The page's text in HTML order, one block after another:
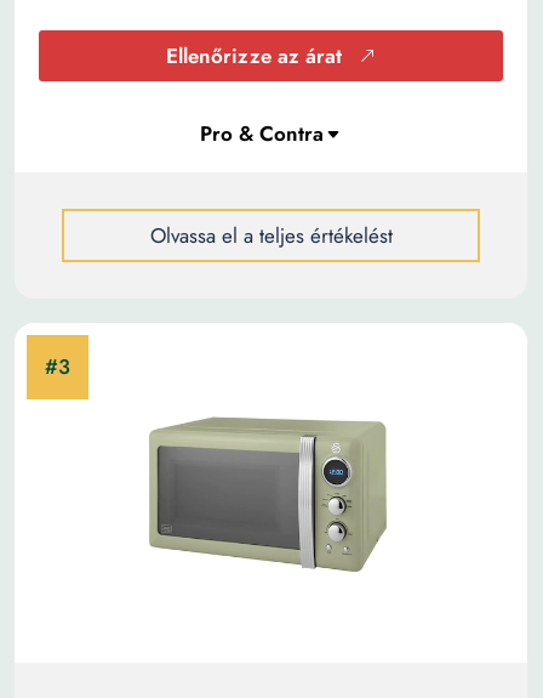
Ellenőrizze az árat
Olvassa el a teljes értékelést